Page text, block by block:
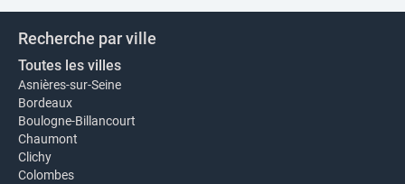
Recherche par ville
Toutes les villes
Asnières-sur-Seine
Bordeaux
Boulogne-Billancourt
Chaumont
Clichy
Colombes